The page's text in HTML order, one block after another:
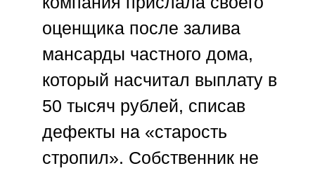
оценщика после залива
мансарды частного дома,
который насчитал выплату в
50 тысяч рублей, списав
дефекты на «старость
стропил». Собственник не